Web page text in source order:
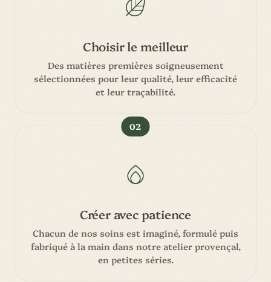
Choisir le meilleur
Des matières premières soigneusement
sélectionnées pour leur qualité, leur efficacité
et leur traçabilité.
02
Créer avec patience
Chacun de nos soins est imaginé, formulé puis
fabriqué à la main dans notre atelier provençal,
en petites séries.